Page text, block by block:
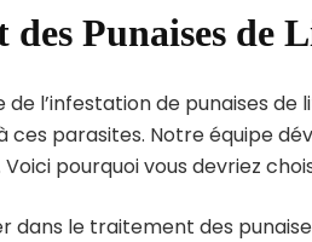
Punaises de
l’infestation de punaises de
parasites. Notre équipe
pourquoi vous devriez
dans le traitement des